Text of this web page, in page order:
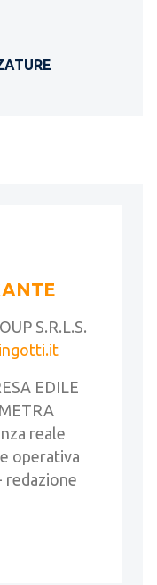
S.R.L.S.
EDILE
reale
operativa
redazione